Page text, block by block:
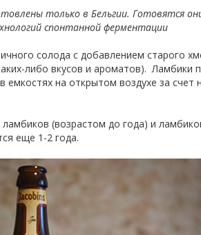
только в Бельгии. Готовятся
спонтанной ферментации
солода с добавлением старого
либо вкусов и ароматов). Ламбики
на открытом воздухе за счет
(возрастом до года) и
еще 1-2 года.